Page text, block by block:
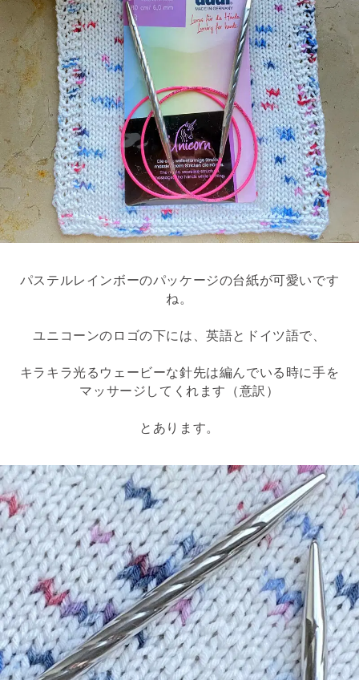
パステルレインボーのパッケージの台紙が可愛いです
ね。
ユニコーンのロゴの下には、英語とドイツ語で、
キラキラ光るウェービーな針先は編んでいる時に手を
マッサージしてくれます（意訳）
とあります。